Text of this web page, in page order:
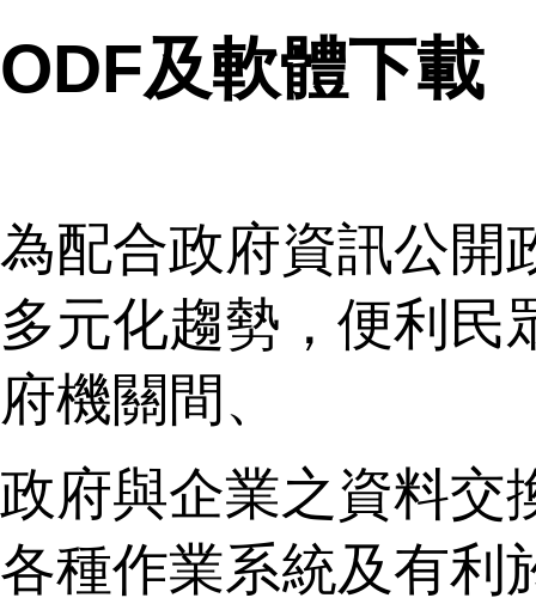
ODF及軟體下載
為配合政府資訊公開
多元化趨勢，便利民
府機關間、
政府與企業之資料交
各種作業系統及有利